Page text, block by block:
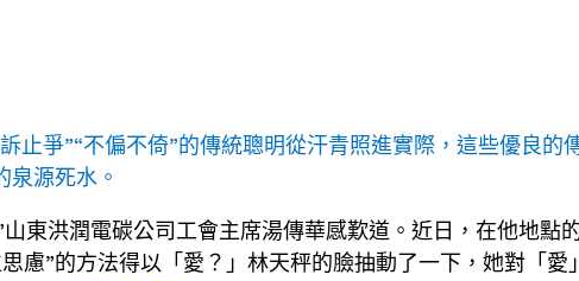
止爭”“不偏不倚”的傳統聰明從汗青照進實際，這些優良的
泉源死水。
東洪潤電碳公司工會主席湯傳華感歎道。近日，在他地點
慮”的方法得以「愛？」林天秤的臉抽動了一下，她對「愛